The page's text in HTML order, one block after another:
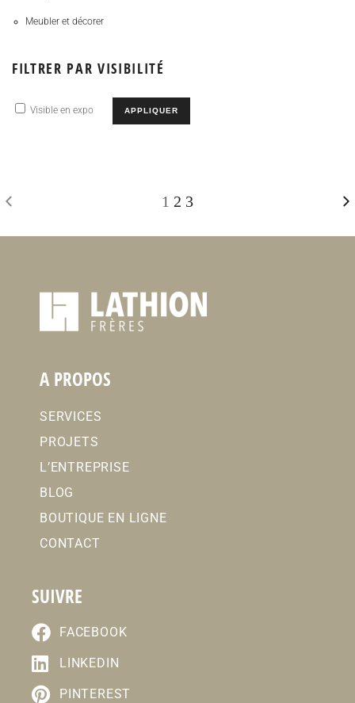
Meubler et décorer
FILTRER PAR VISIBILITÉ
Visible en expo APPLIQUER
1 2 3
A PROPOS
SERVICES
PROJETS
L’ENTREPRISE
BLOG
BOUTIQUE EN LIGNE
CONTACT
SUIVRE
FACEBOOK
LINKEDIN
PINTEREST